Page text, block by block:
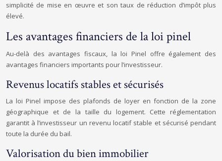
simplicité de mise en œuvre et son taux de réduction d’impôt plus
élevé.
Les avantages financiers de la loi pinel
Au-delà des avantages fiscaux, la loi Pinel offre également des
avantages financiers importants pour l’investisseur.
Revenus locatifs stables et sécurisés
La loi Pinel impose des plafonds de loyer en fonction de la zone
géographique et de la taille du logement. Cette réglementation
garantit à l’investisseur un revenu locatif stable et sécurisé pendant
toute la durée du bail.
Valorisation du bien immobilier